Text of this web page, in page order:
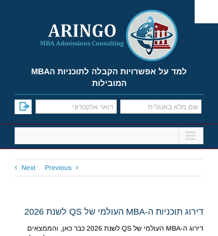
content
למד על אפשרויות הקבלה לתוכניות הMBA
המובילות
Previous
Next
דירוג תוכניות ה-MBA העולמי של QS לשנת 2026
דירוג ה-MBA העולמי של QS לשנת 2026 כבר כאן, והממצאים